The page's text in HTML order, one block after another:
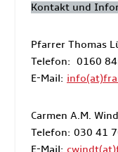
Kontakt und
Pfarrer Thomas
Telefon: 0160
E-Mail:
Carmen A.M.
Telefon: 030 41